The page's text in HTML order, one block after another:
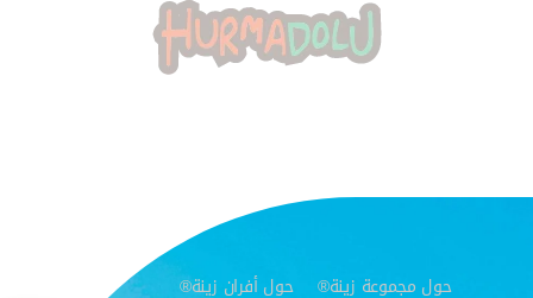
حول مجموعة زينة®
حول أفران زينة®